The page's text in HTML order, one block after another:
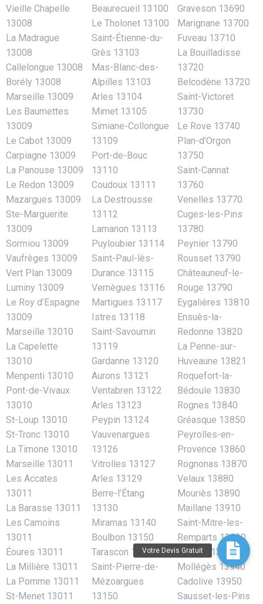
Vieille Chapelle
13008
La Madrague
13008
Callelongue 13008
Borély 13008
Marseille 13009
Les Baumettes
13009
Le Cabot 13009
Carpiagne 13009
La Panouse 13009
Le Redon 13009
Mazargues 13009
Ste-Marguerite
13009
Sormiou 13009
Vaufrèges 13009
Vert Plan 13009
Luminy 13009
Le Roy d’Espagne
13009
Marseille 13010
La Capelette
13010
Menpenti 13010
Pont-de-Vivaux
13010
St-Loup 13010
St-Tronc 13010
La Timone 13010
Marseille 13011
Les Accates
13011
La Barasse 13011
Les Camoins
13011
Éoures 13011
La Millière 13011
La Pomme 13011
St-Menet 13011
Beaurecueil 13100
Le Tholonet 13100
Saint-Étienne-du-
Grès 13103
Mas-Blanc-des-
Alpilles 13103
Arles 13104
Mimet 13105
Simiane-Collongue
13109
Port-de-Bouc
13110
Coudoux 13111
La Destrousse
13112
Lamanon 13113
Puyloubier 13114
Saint-Paul-lès-
Durance 13115
Vernègues 13116
Martigues 13117
Istres 13118
Saint-Savournin
13119
Gardanne 13120
Aurons 13121
Ventabren 13122
Arles 13123
Peypin 13124
Vauvenargues
13126
Vitrolles 13127
Arles 13129
Berre-l’Étang
13130
Miramas 13140
Boulbon 13150
Tarascon 13150
Saint-Pierre-de-
Mézoargues
13150
Graveson 13690
Marignane 13700
Fuveau 13710
La Bouilladisse
13720
Belcodène 13720
Saint-Victoret
13730
Le Rove 13740
Plan-d’Orgon
13750
Saint-Cannat
13760
Venelles 13770
Cuges-les-Pins
13780
Peynier 13790
Rousset 13790
Châteauneuf-le-
Rouge 13790
Eygalières 13810
Ensuès-la-
Redonne 13820
La Penne-sur-
Huveaune 13821
Roquefort-la-
Bédoule 13830
Rognes 13840
Gréasque 13850
Peyrolles-en-
Provence 13860
Rognonas 13870
Velaux 13880
Mouriès 13890
Maillane 13910
Saint-Mitre-les-
Remparts 13920
Aureille 13930
Mollégès 13940
Cadolive 13950
Sausset-les-Pins